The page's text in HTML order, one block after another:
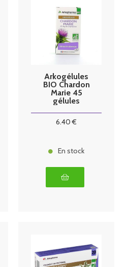
Arkogélules
BIO Chardon
Marie 45
gélules
6.40 €
En stock